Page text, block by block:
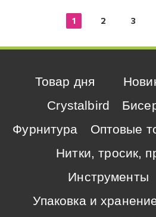
1 2 3
Товар дня
Crystalbird
Фурнитура
Оптовые
Нитки, тросик,
Инструменты
Упаковка и